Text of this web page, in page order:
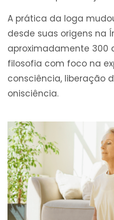
A prática da Ioga
desde suas origens na
aproximadamente 300
filosofia com foco na
consciência, liberação
onisciência.